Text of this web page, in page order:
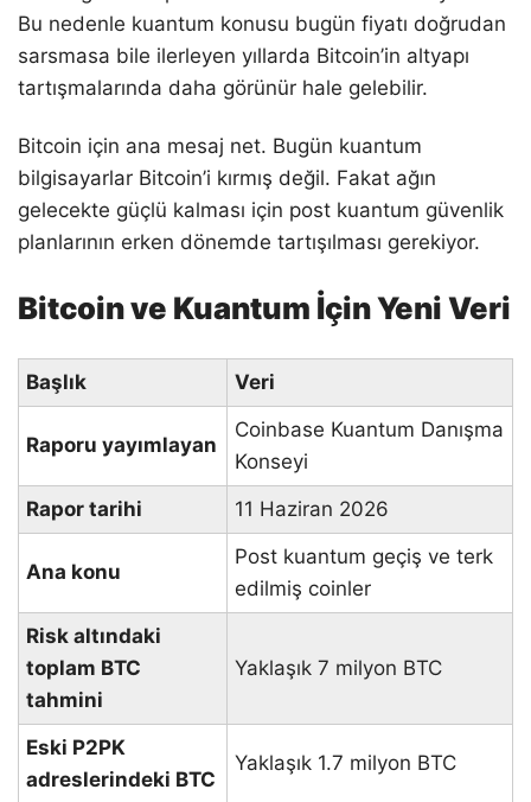
Bu nedenle kuantum konusu bugün fiyatı doğrudan
sarsmasa bile ilerleyen yıllarda Bitcoin’in altyapı
tartışmalarında daha görünür hale gelebilir.
Bitcoin için ana mesaj net. Bugün kuantum
bilgisayarlar Bitcoin’i kırmış değil. Fakat ağın
gelecekte güçlü kalması için post kuantum güvenlik
planlarının erken dönemde tartışılması gerekiyor.
Bitcoin ve Kuantum İçin Yeni Veri
Başlık Veri
Raporu yayımlayan
Coinbase Kuantum Danışma
Konseyi
Rapor tarihi
11 Haziran 2026
Ana konu
Post kuantum geçiş ve terk
edilmiş coinler
Risk altındaki
toplam BTC
tahmini
Yaklaşık 7 milyon BTC
Eski P2PK
adreslerindeki BTC
Yaklaşık 1.7 milyon BTC